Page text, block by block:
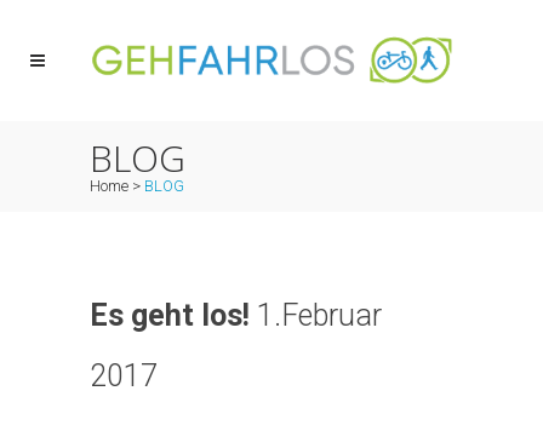
BLOG
Home > BLOG
Es geht los! 1.Februar
2017